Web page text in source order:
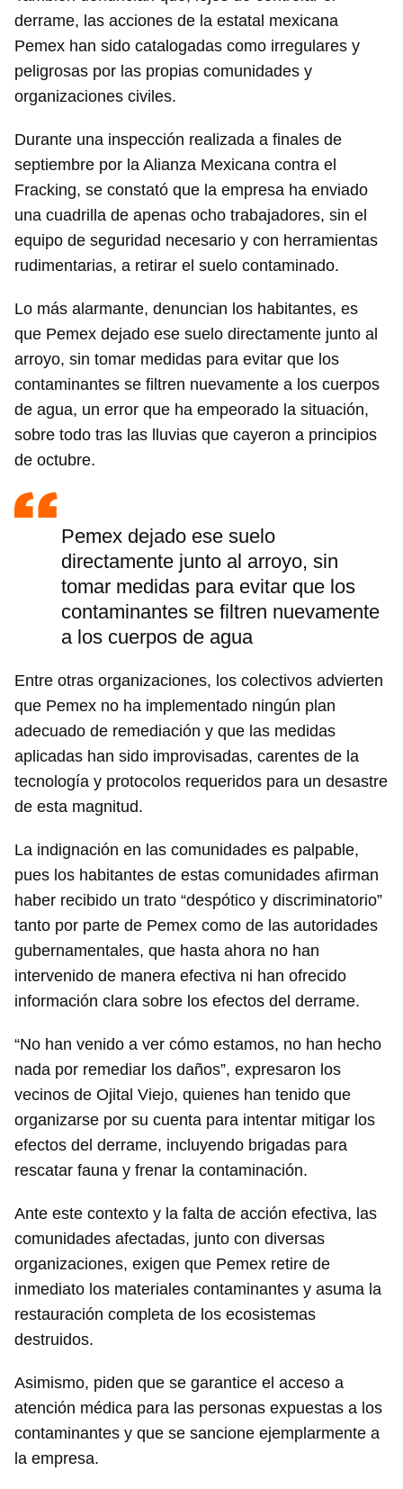
Guardar como favorito
Para poder guardar como favorito, primero has de
iniciar sesión con tu cuenta de 14ymedio.
derrame, las acciones de la estatal mexicana
Pemex han sido catalogadas como irregulares y
peligrosas por las propias comunidades y
organizaciones civiles.
Durante una inspección realizada a finales de
septiembre por la Alianza Mexicana contra el
Fracking, se constató que la empresa ha enviado
una cuadrilla de apenas ocho trabajadores, sin el
equipo de seguridad necesario y con herramientas
rudimentarias, a retirar el suelo contaminado.
Lo más alarmante, denuncian los habitantes, es
que Pemex dejado ese suelo directamente junto al
arroyo, sin tomar medidas para evitar que los
contaminantes se filtren nuevamente a los cuerpos
de agua, un error que ha empeorado la situación,
sobre todo tras las lluvias que cayeron a principios
de octubre.
Pemex dejado ese suelo
directamente junto al arroyo, sin
tomar medidas para evitar que los
contaminantes se filtren nuevamente
a los cuerpos de agua
Entre otras organizaciones, los colectivos advierten
que Pemex no ha implementado ningún plan
adecuado de remediación y que las medidas
aplicadas han sido improvisadas, carentes de la
tecnología y protocolos requeridos para un desastre
de esta magnitud.
La indignación en las comunidades es palpable,
pues los habitantes de estas comunidades afirman
haber recibido un trato “despótico y discriminatorio”
tanto por parte de Pemex como de las autoridades
gubernamentales, que hasta ahora no han
intervenido de manera efectiva ni han ofrecido
información clara sobre los efectos del derrame.
“No han venido a ver cómo estamos, no han hecho
nada por remediar los daños”, expresaron los
vecinos de Ojital Viejo, quienes han tenido que
organizarse por su cuenta para intentar mitigar los
efectos del derrame, incluyendo brigadas para
rescatar fauna y frenar la contaminación.
Ante este contexto y la falta de acción efectiva, las
comunidades afectadas, junto con diversas
organizaciones, exigen que Pemex retire de
inmediato los materiales contaminantes y asuma la
restauración completa de los ecosistemas
destruidos.
Asimismo, piden que se garantice el acceso a
atención médica para las personas expuestas a los
contaminantes y que se sancione ejemplarmente a
la empresa.